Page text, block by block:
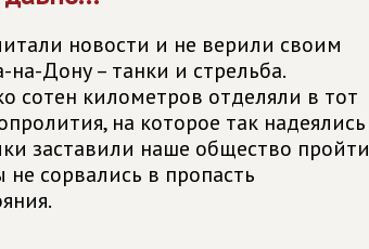
новости и не верили своим
на-Дону – танки и стрельба.
сотен километров отделяли в тот
на которое так надеялись
заставили наше общество пройти
сорвались в пропасть